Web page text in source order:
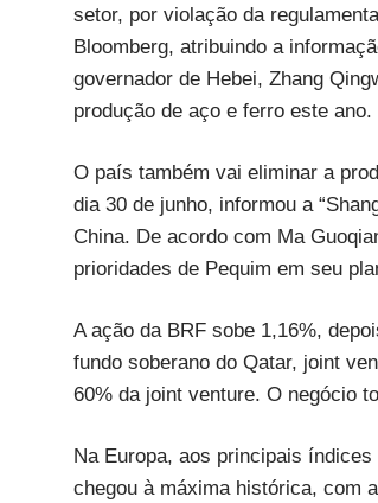
setor, por violação da
Bloomberg, atribuindo a
governador de Hebei, Zhang
produção de aço e ferro este ano.
O país também vai eliminar a
dia 30 de junho, informou a
China. De acordo com Ma
prioridades de Pequim em seu
A ação da BRF sobe 1,16%,
fundo soberano do Qatar, joint
60% da joint venture. O negócio
Na Europa, aos principais
chegou à máxima histórica, com